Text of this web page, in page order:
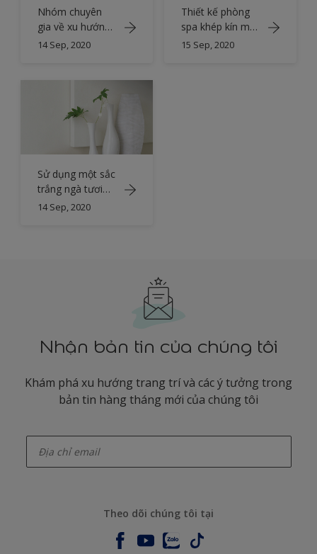
Nhóm chuyên
gia về xu hướng
màu sắc
14 Sep, 2020
Thiết kế phòng
spa khép kín màu
trắng sáng
15 Sep, 2020
Sử dụng một sắc
trắng ngà tươi
mát
14 Sep, 2020
Nhận bản tin của chúng tôi
Khám phá xu hướng trang trí và các ý tưởng trong
bản tin hàng tháng mới của chúng tôi
Theo dõi chúng tôi tại